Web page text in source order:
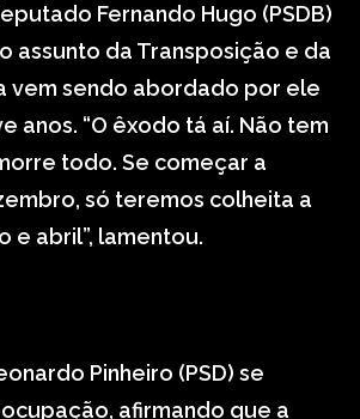
Fernando Hugo (PSDB)
assunto da Transposição e da
vem sendo abordado por ele
anos. “O êxodo tá aí. Não tem
todo. Se começar a
só teremos colheita a
e abril”, lamentou.
Pinheiro (PSD) se
afirmando que a